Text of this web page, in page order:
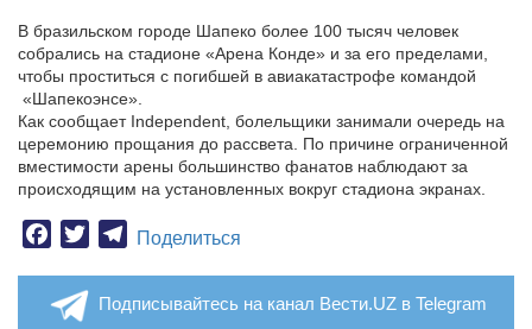
В бразильском городе Шапеко более 100 тысяч человек
собрались на стадионе «Арена Конде» и за его пределами,
чтобы проститься с погибшей в авиакатастрофе командой
«Шапекоэнсе».
Как сообщает Independent , болельщики занимали очередь на
церемонию прощания до рассвета. По причине ограниченной
вместимости арены большинство фанатов наблюдают за
происходящим на установленных вокруг стадиона экранах.
Facebook
TwitterTelegram
Поделиться
Подписывайтесь на канал Вести.UZ в Telegram